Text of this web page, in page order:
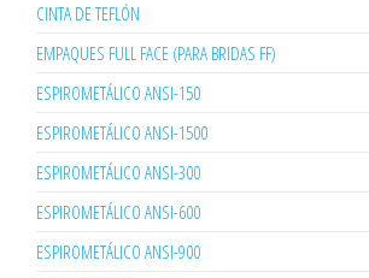
CINTA DE TEFLÓN
EMPAQUES FULL FACE (PARA BRIDAS FF)
ESPIROMETÁLICO ANSI-150
ESPIROMETÁLICO ANSI-1500
ESPIROMETÁLICO ANSI-300
ESPIROMETÁLICO ANSI-600
ESPIROMETÁLICO ANSI-900